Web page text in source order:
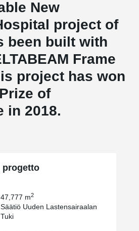
New
project of
been built with
Frame
project has won
of
in 2018.
progetto
47,777 m2
Säätiö Uuden Lastensairaalan
Tuki